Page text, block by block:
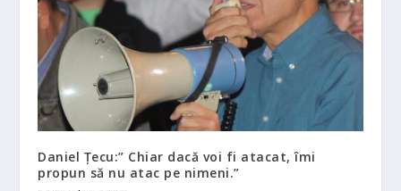
Daniel Țecu:” Chiar dacă voi fi atacat, îmi
propun să nu atac pe nimeni.”